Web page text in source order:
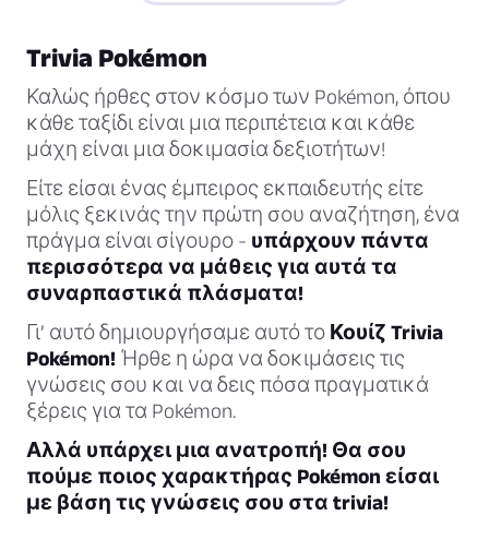
Trivia Pokémon
Καλώς ήρθες στον κόσμο των Pokémon, όπου
κάθε ταξίδι είναι μια περιπέτεια και κάθε
μάχη είναι μια δοκιμασία δεξιοτήτων!
Είτε είσαι ένας έμπειρος εκπαιδευτής είτε
μόλις ξεκινάς την πρώτη σου αναζήτηση, ένα
πράγμα είναι σίγουρο - υπάρχουν πάντα
περισσότερα να μάθεις για αυτά τα
συναρπαστικά πλάσματα!
Γι’ αυτό δημιουργήσαμε αυτό το Κουίζ Trivia
Pokémon! Ήρθε η ώρα να δοκιμάσεις τις
γνώσεις σου και να δεις πόσα πραγματικά
ξέρεις για τα Pokémon.
Αλλά υπάρχει μια ανατροπή! Θα σου
πούμε ποιος χαρακτήρας Pokémon είσαι
με βάση τις γνώσεις σου στα trivia!